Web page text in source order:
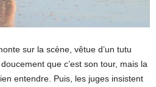
sur la scène, vêtue d’un tutu
que c’est son tour, mais la
entendre. Puis, les juges insistent